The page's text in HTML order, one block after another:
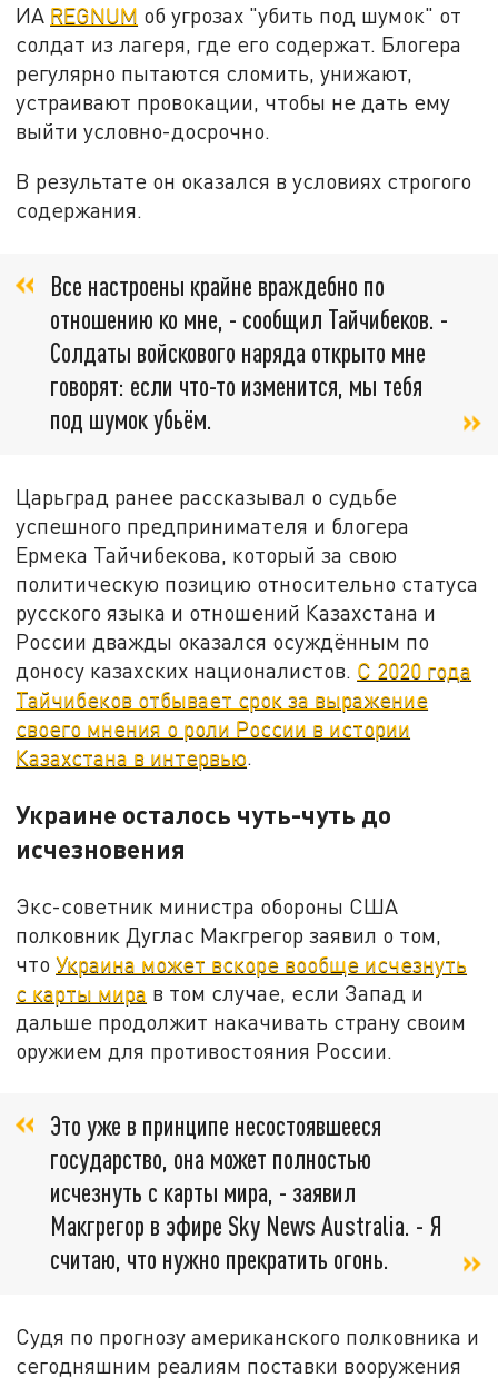
ИА REGNUM об угрозах "убить под шумок" от
солдат из лагеря, где его содержат. Блогера
регулярно пытаются сломить, унижают,
устраивают провокации, чтобы не дать ему
выйти условно-досрочно.
В результате он оказался в условиях строгого
содержания.
Все настроены крайне враждебно по
отношению ко мне, - сообщил Тайчибеков. -
Солдаты войскового наряда открыто мне
говорят: если что-то изменится, мы тебя
под шумок убьём.
Царьград ранее рассказывал о судьбе
успешного предпринимателя и блогера
Ермека Тайчибекова, который за свою
политическую позицию относительно статуса
русского языка и отношений Казахстана и
России дважды оказался осуждённым по
доносу казахских националистов. С 2020 года
Тайчибеков отбывает срок за выражение
своего мнения о роли России в истории
Казахстана в интервью.
Украине осталось чуть-чуть до
исчезновения
Экс-советник министра обороны США
полковник Дуглас Макгрегор заявил о том,
чтоУкраина может вскоре вообще исчезнуть
с карты мира в том случае, если Запад и
дальше продолжит накачивать страну своим
оружием для противостояния России.
Это уже в принципе несостоявшееся
государство, она может полностью
исчезнуть с карты мира, - заявил
Макгрегор в эфире Sky News Australia. - Я
считаю, что нужно прекратить огонь.
Судя по прогнозу американского полковника и
сегодняшним реалиям поставки вооружения